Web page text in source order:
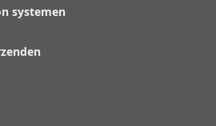
systemen